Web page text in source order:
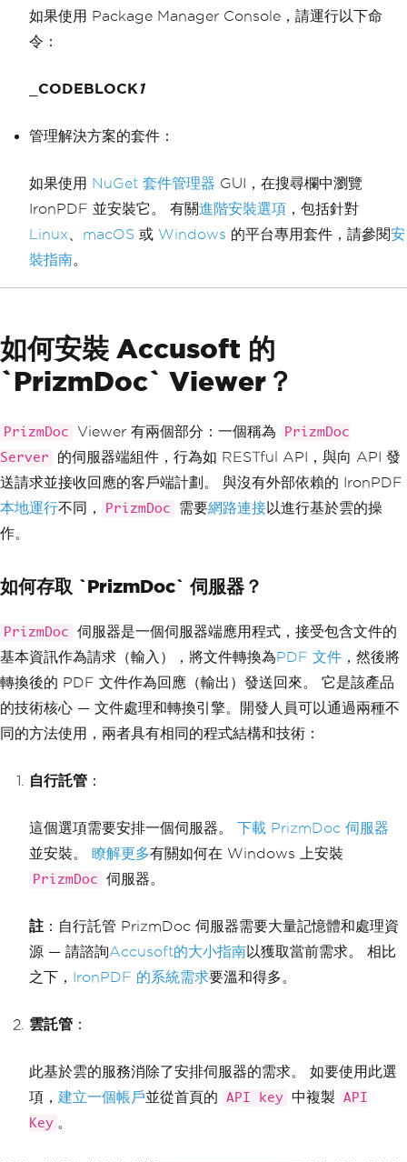
如果使用 Package Manager Console，請運行以下命
令：
CODEBLOCK 1
管理解決方案的套件：
如果使用 NuGet 套件管理器 GUI，在搜尋欄中瀏覽
IronPDF 並安裝它。 有關進階安裝選項 ，包括針對
Linux
macOS 或 Windows 的平台專用套件，請參閱安
裝指南。
如何安裝 Accusoft 的
`PrizmDoc` Viewer？
PrizmDoc Viewer 有兩個部分：一個稱為
PrizmDoc
Server
的伺服器端組件，行為如 RESTful API，與向 API 發
送請求並接收回應的客戶端計劃。 與沒有外部依賴的 IronPDF
本地運行不同， PrizmDoc 需要網路連接以進行基於雲的操
作。
如何存取 `PrizmDoc` 伺服器？
PrizmDoc
伺服器是一個伺服器端應用程式，接受包含文件的
基本資訊作為請求（輸入），將文件轉換為PDF 文件 ，然後將
轉換後的 PDF 文件作為回應（輸出）發送回來。 它是該產品
的技術核心 — 文件處理和轉換引擎。開發人員可以通過兩種不
同的方法使用，兩者具有相同的程式結構和技術：
自行託管 ：
這個選項需要安排一個伺服器。 下載 PrizmDoc 伺服器
並安裝。 瞭解更多有關如何在 Windows 上安裝
PrizmDoc 伺服器。
註 ：自行託管 PrizmDoc 伺服器需要大量記憶體和處理資
源 — 請諮詢Accusoft的大小指南以獲取當前需求。 相比
之下， IronPDF 的系統需求要溫和得多。
雲託管 ：
此基於雲的服務消除了安排伺服器的需求。 如要使用此選
項， 建立一個帳戶並從首頁的 API key 中複製
API
Key 。